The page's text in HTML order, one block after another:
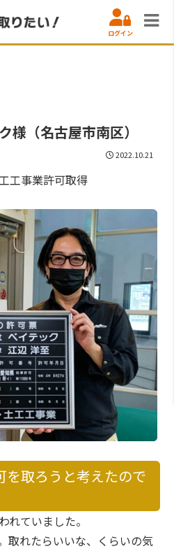
ログイン
様（名古屋市南区）
2022.10.21
工事業許可取得
を取ろうと考えたので
れていました。
取れたらいいな、くらいの気